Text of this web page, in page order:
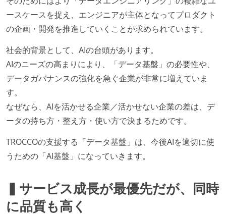
や、古くなったツールのリプレイスプロジェクトがボ
トムアップで実施されたことがある
OS やエディタ、IDE といった個人の環境は、各自の責
任で好きなものを使うことができる
企画を決定する場に、実装を担当する開発メンバーが
参加している
となって行う
プロダクトの開発言語やフレームワークなど主要な構
成技術は、基本的に最新版より1年以上ビハインドし
ていない
1ヶ月以下の短い期間でのイテレーション開発を実践
している
ースケースを捉え、エンジニアが主体となってプロダクト
の企画・開発を推進していくことが求められています。
社会的背景として、AIの台頭があります。
AIのニーズの高まりにより、「データ基盤」の必要性や、
データガバナンスの強化を急ぐ企業が非常に増えていま
す。
なぜなら、AIを活かせる企業／活かせない企業の差は、デ
ータの持ち方・整え方・使い方で決まるためです。
TROCCOの支援する「データ基盤」は、今後AIを適切に使
うための「AI基盤」になっていきます。
▍サービス成長が最優先だが、同時
に品質も高く